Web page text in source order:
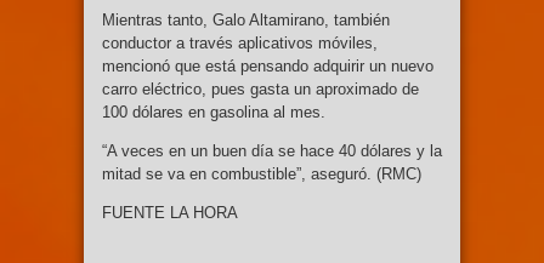
Mientras tanto, Galo Altamirano, también
conductor a través aplicativos móviles,
mencionó que está pensando adquirir un nuevo
carro eléctrico, pues gasta un aproximado de
100 dólares en gasolina al mes.
“A veces en un buen día se hace 40 dólares y la
mitad se va en combustible”, aseguró. (RMC)
FUENTE LA HORA